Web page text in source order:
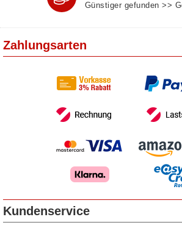
Günstiger gefunden >>
Zahlungsarten
Kundenservice